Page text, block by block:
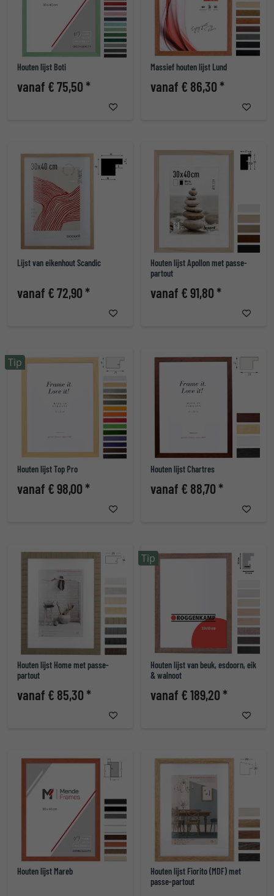
Houten lijst Boti
vanaf € 75,50 *
Massief houten lijst Lund
vanaf € 86,30 *
Lijst van eikenhout Scandic
vanaf € 72,90 *
Houten lijst Apollon met passe-
partout
vanaf € 91,80 *
Houten lijst Top Pro
vanaf € 98,00 *
Tip
Houten lijst Chartres
vanaf € 88,70 *
Houten lijst Home met passe-
partout
vanaf € 85,30 *
Houten lijst van beuk, esdoorn, eik
& walnoot
vanaf € 189,20 *
Tip
Houten lijst Mareb
Houten lijst Fiorito (MDF) met
passe-partout